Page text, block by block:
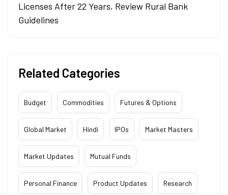
Licenses After 22 Years, Review Rural Bank
Guidelines
Related Categories
Budget Commodities Futures & Options
Global Market Hindi IPOs Market Masters
Market Updates Mutual Funds
Personal Finance Product Updates Research